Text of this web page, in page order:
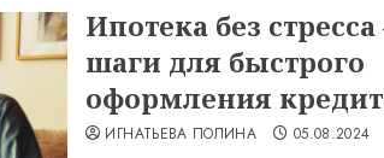
Ипотека без
шаги для быстрого
оформления
ИГНАТЬЕВА ПОЛИНА 05.08.2024